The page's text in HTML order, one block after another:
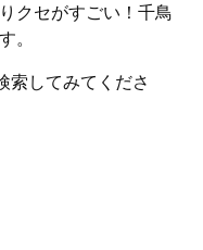
クセがすごい！千鳥
。
してみてくださ